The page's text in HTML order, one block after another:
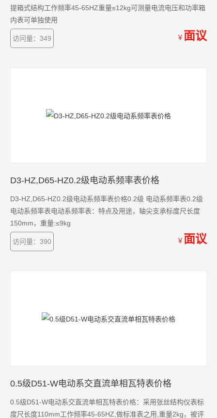
提箱式结构工作频率45-65HZ重量≤12kg可测量电流电压和功率箱
内表可单独使用
访问量：349 ￥ 面议
D3-HZ,D65-HZ0.2级电动系频率表价格
D3-HZ,D65-HZ0.2级电动系频率表价格0.2级 电动系频率表0.2级
电动系频率表电动系频率表：特点及用途，轴尖支承标度尺长度
150mm，重量:≤9kg
访问量：390 ￥ 面议
0.5级D51-W电动系交直流单相瓦特表价格
0.5级D51-W电动系交直流单相瓦特表价格：采用张丝结构仪表标
度尺长度110mm工作频率45-65HZ,做标准表之用,重量2kg，被评